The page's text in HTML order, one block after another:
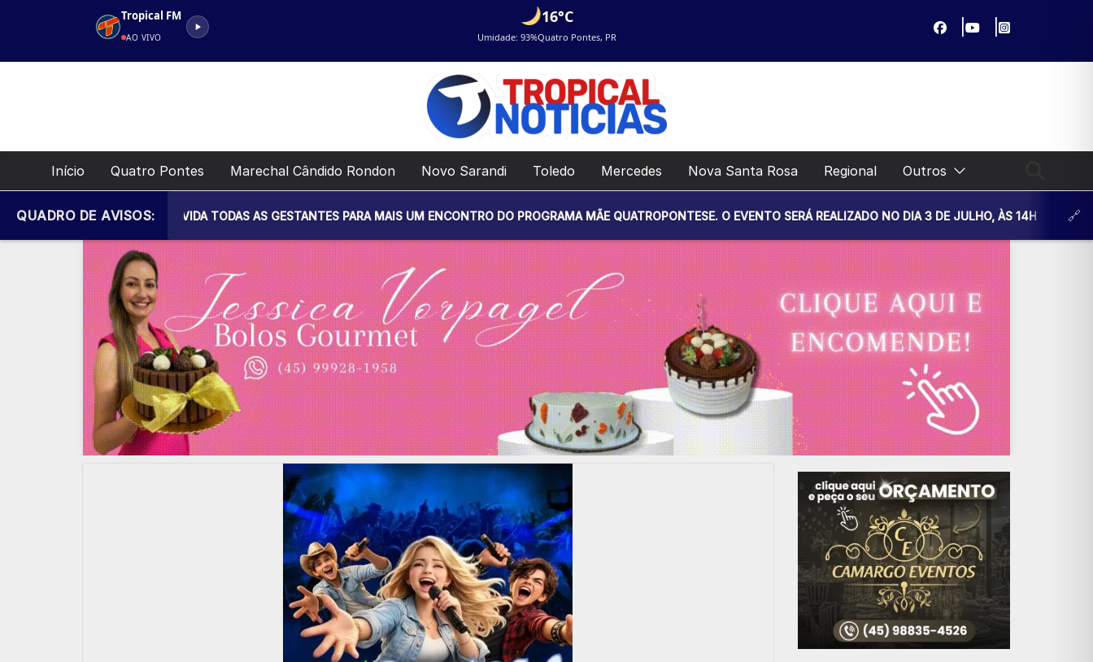
Tropical FM
AO VIVO
16°C
Umidade: 93%Quatro Pontes, PR
Início Quatro Pontes Marechal Cândido Rondon Novo Sarandi Toledo Mercedes Nova Santa Rosa Regional Outros
QUADRO DE AVISOS:
DE SAÚDE CONVIDA TODAS AS GESTANTES PARA MAIS UM ENCONTRO DO PROGRAMA MÃE QUATROPONTESE. O EVENTO SERÁ REALIZADO NO DIA 3 DE JULHO, ÀS 14H30, NA UNIDADE